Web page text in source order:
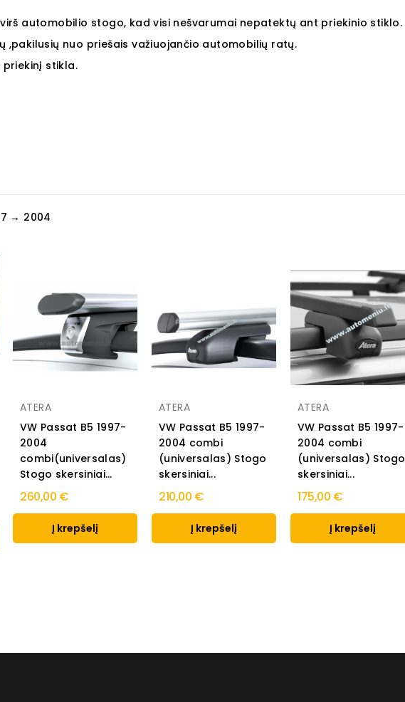
automobilio stogo, kad visi nešvarumai nepatektų ant priekinio stiklo.
nuo priešais važiuojančio automobilių ratų.
stikla.
→ 2004
ATERA
VW Passat B5 1997-
2004
combi(universalas)
Stogo skersiniai...
260,00 €
Į krepšelį
ATERA
VW Passat B5 1997-
2004 combi
(universalas) Stogo
skersiniai...
210,00 €
Į krepšelį
ATERA
VW Passat B5 1997-
2004 combi
(universalas) Stogo
skersiniai...
175,00 €
Į krepšelį